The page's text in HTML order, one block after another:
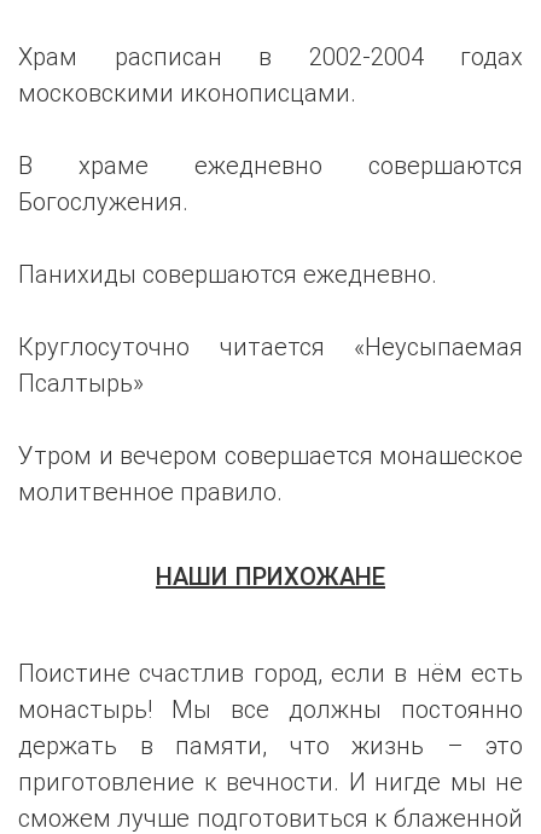
Храм расписан в 2002-2004 годах
московскими иконописцами.
В храме ежедневно совершаются
Богослужения.
Панихиды совершаются ежедневно.
Круглосуточно читается «Неусыпаемая
Псалтырь»
Утром и вечером совершается монашеское
молитвенное правило.
НАШИ ПРИХОЖАНЕ
Поистине счастлив город, если в нём есть
монастырь! Мы все должны постоянно
держать в памяти, что жизнь – это
приготовление к вечности. И нигде мы не
сможем лучше подготовиться к блаженной